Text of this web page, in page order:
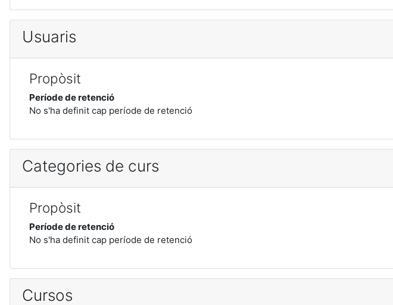
Usuaris
Propòsit
Període de retenció
No s'ha definit cap període de retenció
Categories de curs
Propòsit
Període de retenció
No s'ha definit cap període de retenció
Cursos